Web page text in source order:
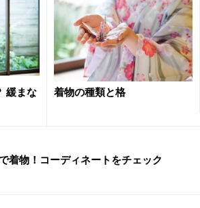
東衿 ※クリックで拡大します
と「関東衿」があります。大きな特
は、普段私達がよく目にする襦袢の
）の部分があって別衿がついていま
参照）。一方「関東衿」は、「通し
です。どちらが良いということはあ
衿」は衿が合わせやすい、「関東
いだけ着た時に身幅が必要以上に余
れるという特徴があります。好みに
緩まな
着物の種類と格
着物！コーディネートをチェック